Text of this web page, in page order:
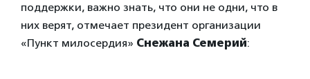
поддержки, важно знать, что они не одни, что в
них верят, отмечает президент организации
«Пункт милосердия» Снежана Семерий: